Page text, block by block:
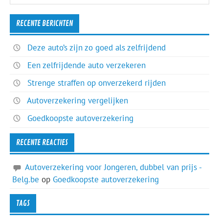
RECENTE BERICHTEN
Deze auto’s zijn zo goed als zelfrijdend
Een zelfrijdende auto verzekeren
Strenge straffen op onverzekerd rijden
Autoverzekering vergelijken
Goedkoopste autoverzekering
RECENTE REACTIES
Autoverzekering voor Jongeren, dubbel van prijs -
Belg.be op Goedkoopste autoverzekering
TAGS